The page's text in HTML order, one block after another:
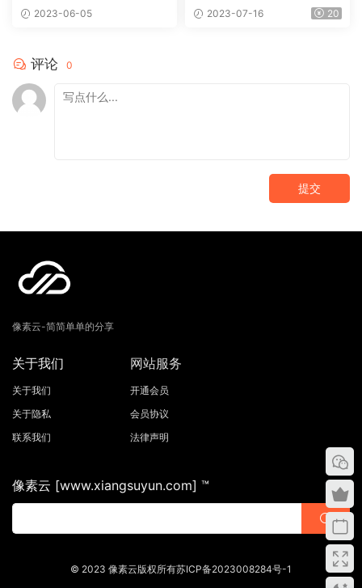
鲜花婚礼浪漫元素预设 Roma
2023-06-05
无缝视频过渡转场预设（006
2023-07-16 20
评论 0
提交
像素云-简简单单的分享
关于我们
关于我们
关于隐私
联系我们
网站服务
开通会员
会员协议
法律声明
像素云 [www.xiangsuyun.com] ™
© 2023 像素云版权所有苏ICP备2023008284号-1